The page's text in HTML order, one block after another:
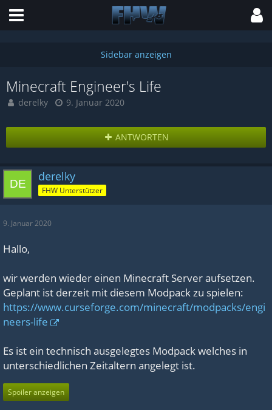
Minecraft Engineer's Life
derelky 9. Januar 2020
ANTWORTEN
derelky
FHW Unterstützer
9. Januar 2020
Hallo,
wir werden wieder einen Minecraft Server aufsetzen.
Geplant ist derzeit mit diesem Modpack zu spielen:
https://www.curseforge.com/minecraft/modpacks/engi
neers-life
Es ist ein technisch ausgelegtes Modpack welches in
unterschiedlichen Zeitaltern angelegt ist.
Spoiler anzeigen